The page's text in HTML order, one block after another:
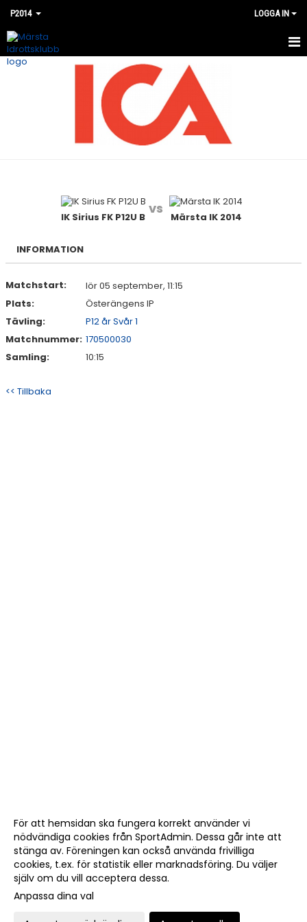
P2014 LOGGA IN
HEM
KONTAKT
IK Sirius FK P12U B
vs
Märsta IK 2014
INFORMATION
Matchstart:
lör 05 september, 11:15
Plats:
Österängens IP
Tävling:
P12 år Svår 1
Matchnummer: 170500030
Samling:
10:15
<< Tillbaka
För att hemsidan ska fungera korrekt använder vi
nödvändiga cookies från SportAdmin. Dessa går inte att
stänga av. Föreningen kan också använda frivilliga
cookies, t.ex. för statistik eller marknadsföring. Du väljer
själv om du vill acceptera dessa.
Anpassa dina val